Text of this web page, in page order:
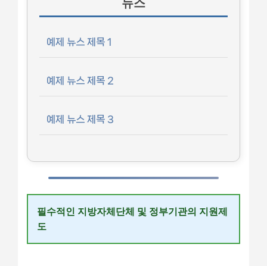
뉴스
예제 뉴스 제목 1
예제 뉴스 제목 2
예제 뉴스 제목 3
필수적인 지방자체단체 및 정부기관의 지원제
도